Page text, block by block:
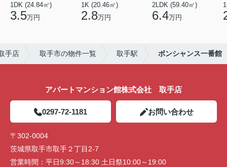
1DK (24.84㎡)
3.5万円
1K (20.46㎡)
2.8万円
2LDK (59.40㎡)
6.4万円
手店 取手市の物件一覧 取手駅 ボンシャンス一番館
アパートマンション館株式会社 取手店
0297-72-1181 お問い合わせ
〒302-0004
茨城県取手市取手２丁目2-7
営業時間： 平日9:30～18:30 土日祭10:00～19:00